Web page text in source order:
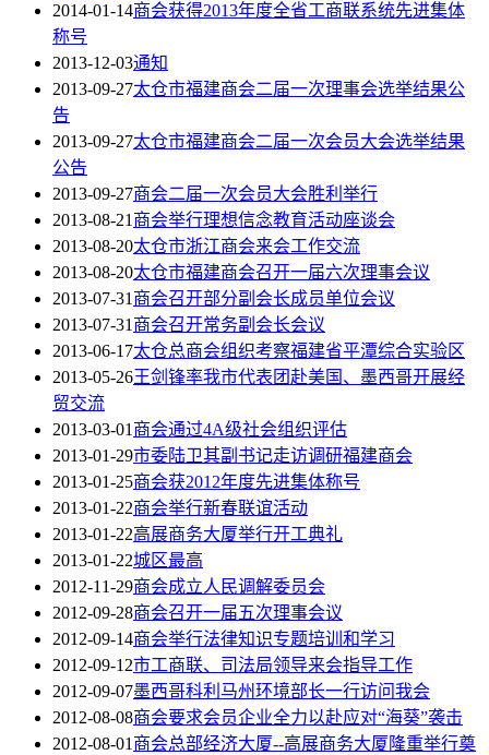
2014-01-14商会获得2013年度全省工商联系统先进集体
称号
2013-12-03通知
2013-09-27太仓市福建商会二届一次理事会选举结果公
告
2013-09-27太仓市福建商会二届一次会员大会选举结果
公告
2013-09-27商会二届一次会员大会胜利举行
2013-08-21商会举行理想信念教育活动座谈会
2013-08-20太仓市浙江商会来会工作交流
2013-08-20太仓市福建商会召开一届六次理事会议
2013-07-31商会召开部分副会长成员单位会议
2013-07-31商会召开常务副会长会议
2013-06-17太仓总商会组织考察福建省平潭综合实验区
2013-05-26王剑锋率我市代表团赴美国、墨西哥开展经
贸交流
2013-03-01商会通过4A级社会组织评估
2013-01-29市委陆卫其副书记走访调研福建商会
2013-01-25商会获2012年度先进集体称号
2013-01-22商会举行新春联谊活动
2013-01-22高展商务大厦举行开工典礼
2013-01-22城区最高
2012-11-29商会成立人民调解委员会
2012-09-28商会召开一届五次理事会议
2012-09-14商会举行法律知识专题培训和学习
2012-09-12市工商联、司法局领导来会指导工作
2012-09-07墨西哥科利马州环境部长一行访问我会
2012-08-08商会要求会员企业全力以赴应对“海葵”袭击
2012-08-01商会总部经济大厦--高展商务大厦隆重举行奠